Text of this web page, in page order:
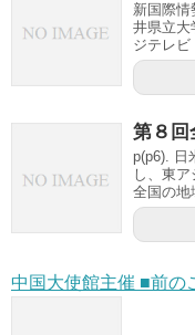
新国際
井県立
ジテレ
第８回
p(p6). 日
し、東
全国の地
中国大使館主催 ■前の